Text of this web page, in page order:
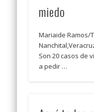
miedo
Mariaide Ramos/
Son 20 casos de
a pedir …